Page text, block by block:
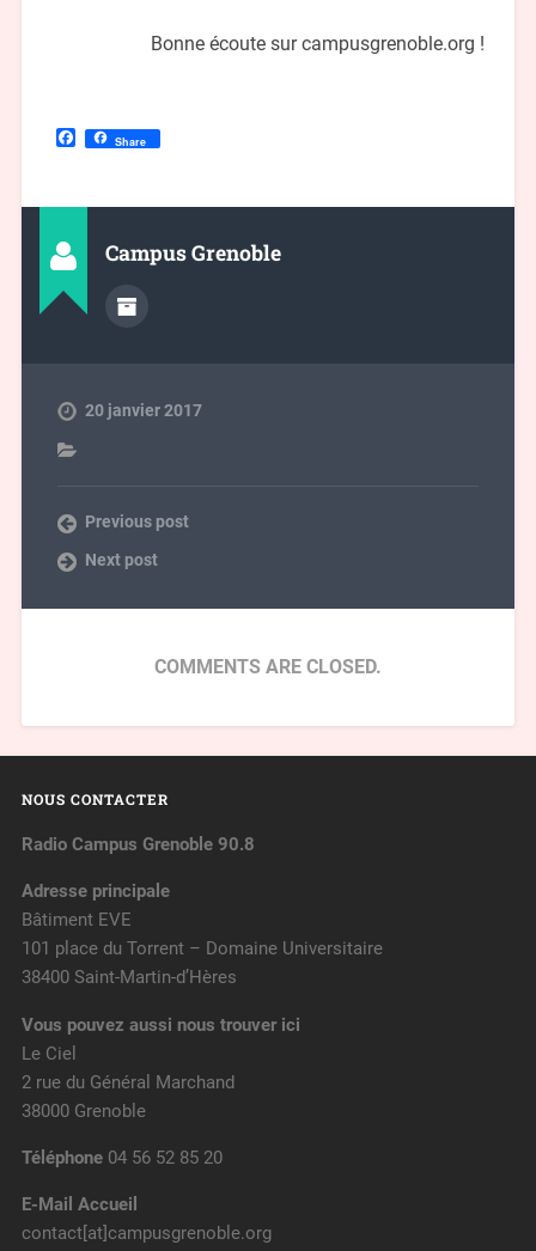
Bonne écoute sur campusgrenoble.org !
Facebook
Share
Campus Grenoble
20 janvier 2017
Previous post
Next post
COMMENTS ARE CLOSED.
NOUS CONTACTER
Radio Campus Grenoble 90.8
Adresse principale
Bâtiment EVE
101 place du Torrent – Domaine Universitaire
38400 Saint-Martin-d’Hères
Vous pouvez aussi nous trouver ici
Le Ciel
2 rue du Général Marchand
38000 Grenoble
Téléphone04 56 52 85 20
E-Mail Accueil
contact[at]campusgrenoble.org